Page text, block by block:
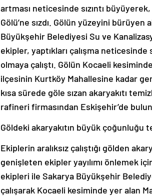
artması neticesinde sızıntı
Gölü’ne sızdı. Gölün yüzeyini
Büyükşehir Belediyesi Su ve
ekipler, yaptıkları çalışma
olmaya çalıştı. Gölün Kocaeli
ilçesinin Kurtköy Mahallesine kadar
kısa sürede göle sızan akaryakıtı
rafineri firmasından Eskişehir’de
Göldeki akaryakıtın büyük çoğunluğu
Ekiplerin aralıksız çalıştığı gölden
genişleten ekipler yayılımı önlemek
ekipleri ile Sakarya Büyükşehir
çalışarak Kocaeli kesiminde yer alan